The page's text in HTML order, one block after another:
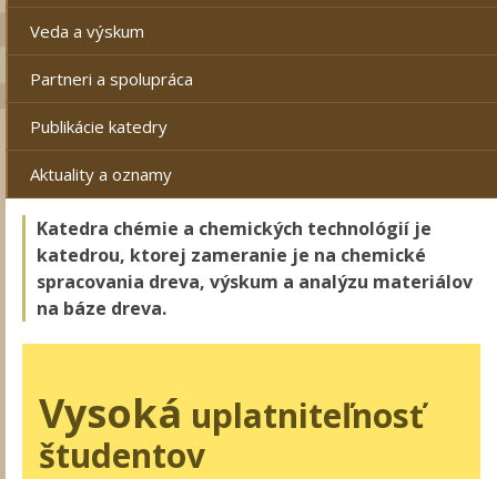
Veda a výskum
Partneri a spolupráca
Publikácie katedry
Aktuality a oznamy
Katedra chémie a chemických technológií je
katedrou, ktorej zameranie je na chemické
spracovania dreva, výskum a analýzu materiálov
na báze dreva.
Vysoká uplatniteľnosť
študentov